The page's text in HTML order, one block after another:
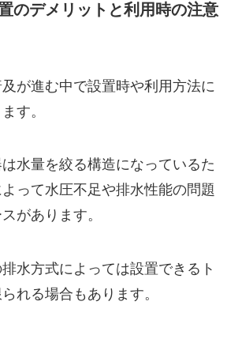
のデメリットと利用時の注意
が進む中で設置時や利用方法に
す。
水量を絞る構造になっているた
って水圧不足や排水性能の問題
があります。
水方式によっては設置できるト
れる場合もあります。